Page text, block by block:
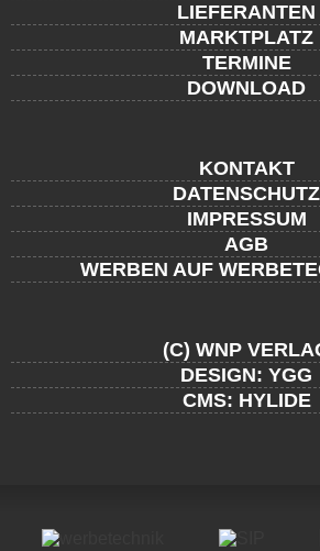
LIEFERANTEN
MARKTPLATZ
TERMINE
DOWNLOAD
KONTAKT
DATENSCHUTZ
IMPRESSUM
AGB
WERBEN AUF
(C) WNP
DESIGN: YGG
CMS: HYLIDE